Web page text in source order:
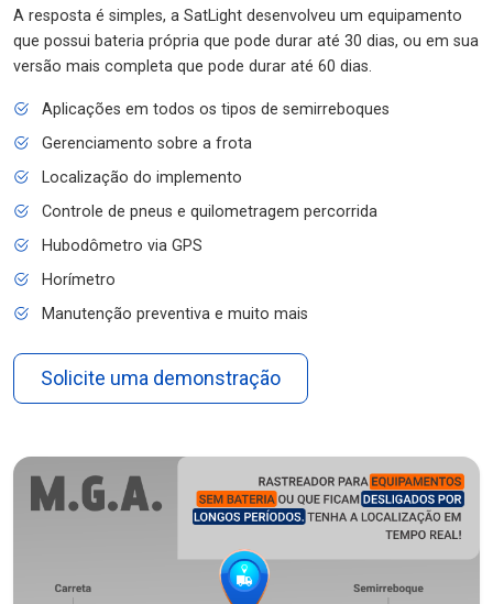
A resposta é simples, a SatLight desenvolveu um equipamento
que possui bateria própria que pode durar até 30 dias, ou em sua
versão mais completa que pode durar até 60 dias.
Aplicações em todos os tipos de semirreboques
Gerenciamento sobre a frota
Localização do implemento
Controle de pneus e quilometragem percorrida
Hubodômetro via GPS
Horímetro
Manutenção preventiva e muito mais
Solicite uma demonstração